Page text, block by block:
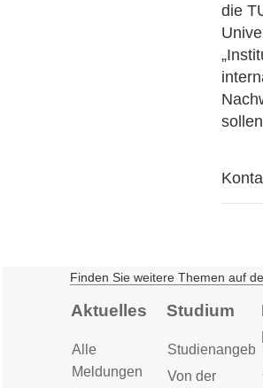
die
Finden Sie weitere Themen auf
Aktuelles
Alle
Meldungen
Studium
Von der